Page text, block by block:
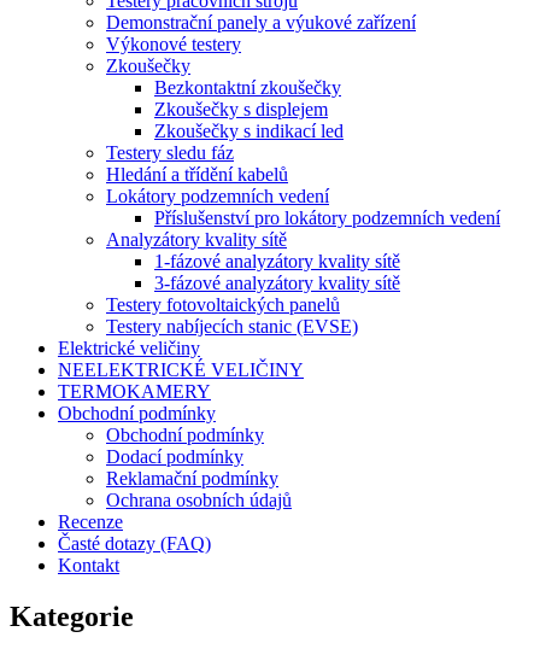
Demonstrační panely a výukové zařízení
Výkonové testery
Zkoušečky
Bezkontaktní zkoušečky
Zkoušečky s displejem
Zkoušečky s indikací led
Testery sledu fáz
Hledání a třídění kabelů
Lokátory podzemních vedení
Příslušenství pro lokátory podzemních vedení
Analyzátory kvality sítě
1-fázové analyzátory kvality sítě
3-fázové analyzátory kvality sítě
Testery fotovoltaických panelů
Testery nabíjecích stanic (EVSE)
Elektrické veličiny
NEELEKTRICKÉ VELIČINY
TERMOKAMERY
Obchodní podmínky
Obchodní podmínky
Dodací podmínky
Reklamační podmínky
Ochrana osobních údajů
Recenze
Časté dotazy (FAQ)
Kontakt
Kategorie